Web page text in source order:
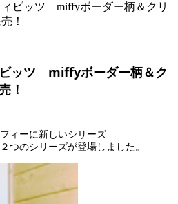
ィビッツ miffyボーダー柄＆クリ
！
ビッツ miffyボーダー柄＆ク
！
ィーに新しいシリーズ
つのシリーズが登場しました。